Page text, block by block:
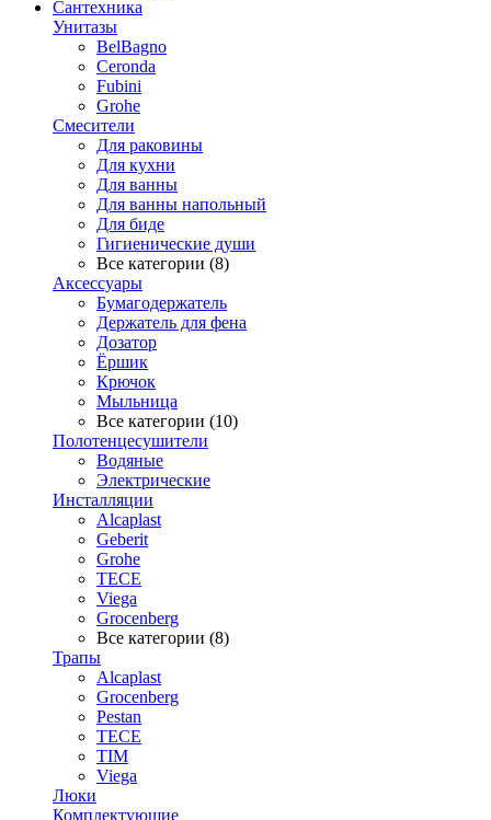
Сантехника
Унитазы
BelBagno
Ceronda
Fubini
Grohe
Смесители
Для раковины
Для кухни
Для ванны
Для ванны напольный
Для биде
Гигиенические души
Все категории (8)
Аксессуары
Бумагодержатель
Держатель для фена
Дозатор
Ёршик
Крючок
Мыльница
Все категории (10)
Полотенцесушители
Водяные
Электрические
Инсталляции
Alcaplast
Geberit
Grohe
TECE
Viega
Grocenberg
Все категории (8)
Трапы
Alcaplast
Grocenberg
Pestan
TECE
TIM
Viega
Люки
Комплектующие